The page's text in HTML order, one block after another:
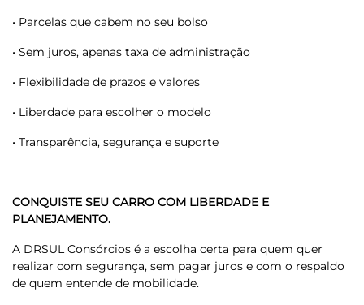
• Parcelas que cabem no seu bolso
• Sem juros, apenas taxa de administração
• Flexibilidade de prazos e valores
• Liberdade para escolher o modelo
• Transparência, segurança e suporte
CONQUISTE SEU CARRO COM LIBERDADE E
PLANEJAMENTO.
A DRSUL Consórcios é a escolha certa para quem quer
realizar com segurança, sem pagar juros e com o respaldo
de quem entende de mobilidade.